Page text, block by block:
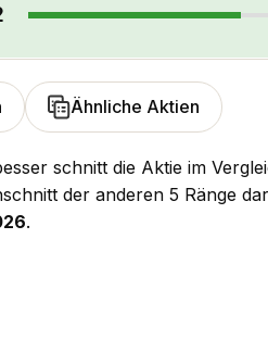
Ähnliche Aktien
schnitt die Aktie im
der anderen 5 Ränge
.